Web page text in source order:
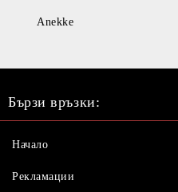
Anekke
Бързи връзки:
Начало
Рекламации